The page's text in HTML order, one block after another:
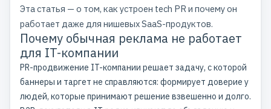
Эта статья — о том, как устроен tech PR и почему он
работает даже для нишевых SaaS-продуктов.
Почему обычная реклама не работает
для IT-компании
PR-продвижение IT-компании решает задачу, с которой
баннеры и таргет не справляются: формирует доверие у
людей, которые принимают решение взвешенно и долго.